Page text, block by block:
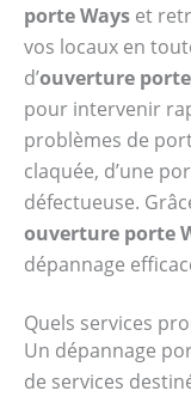
porte Ways et
vos locaux en
d’ouverture
pour intervenir
problèmes de
claquée, d’une
défectueuse.
ouverture porte
dépannage
Quels services
Un dépannage
de services